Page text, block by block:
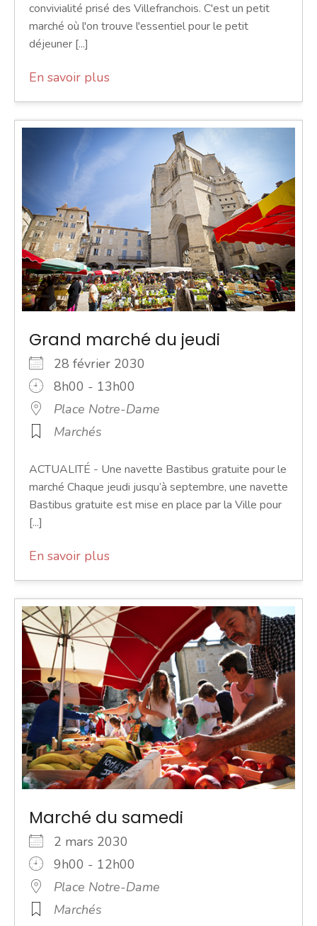
convivialité prisé des Villefranchois. C'est un petit
marché où l'on trouve l'essentiel pour le petit
déjeuner [...]
En savoir plus
Grand marché du jeudi
28 février 2030
8h00 - 13h00
Place Notre-Dame
Marchés
ACTUALITÉ - Une navette Bastibus gratuite pour le
marché Chaque jeudi jusqu’à septembre, une navette
Bastibus gratuite est mise en place par la Ville pour
[...]
En savoir plus
Marché du samedi
2 mars 2030
9h00 - 12h00
Place Notre-Dame
Marchés